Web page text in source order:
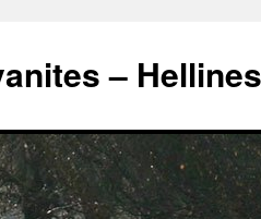
– Hellines